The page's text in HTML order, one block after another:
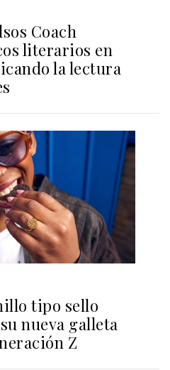
Coach
literarios en
la lectura
tipo sello
nueva galleta
Z